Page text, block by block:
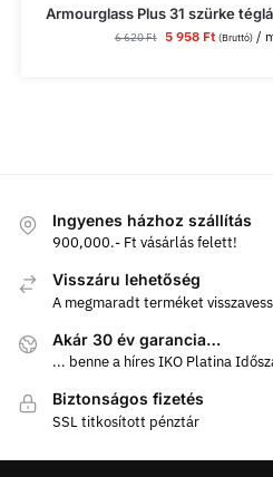
Armourglass Plus 31 szürke
6 620Ft 5 958 Ft (Bruttó)/
Ingyenes házhoz szállítás
900,000.- Ft vásárlás felett!
Visszáru lehetőség
A megmaradt terméket
Akár 30 év garancia…
... benne a híres IKO Platina
Biztonságos fizetés
SSL titkosított pénztár